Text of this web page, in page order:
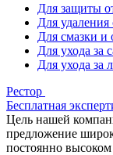
Для защиты
Для удаления
Для смазки и
Для ухода за
Для ухода за
Рестор
Бесплатная
Цель нашей
предложение
постоянно